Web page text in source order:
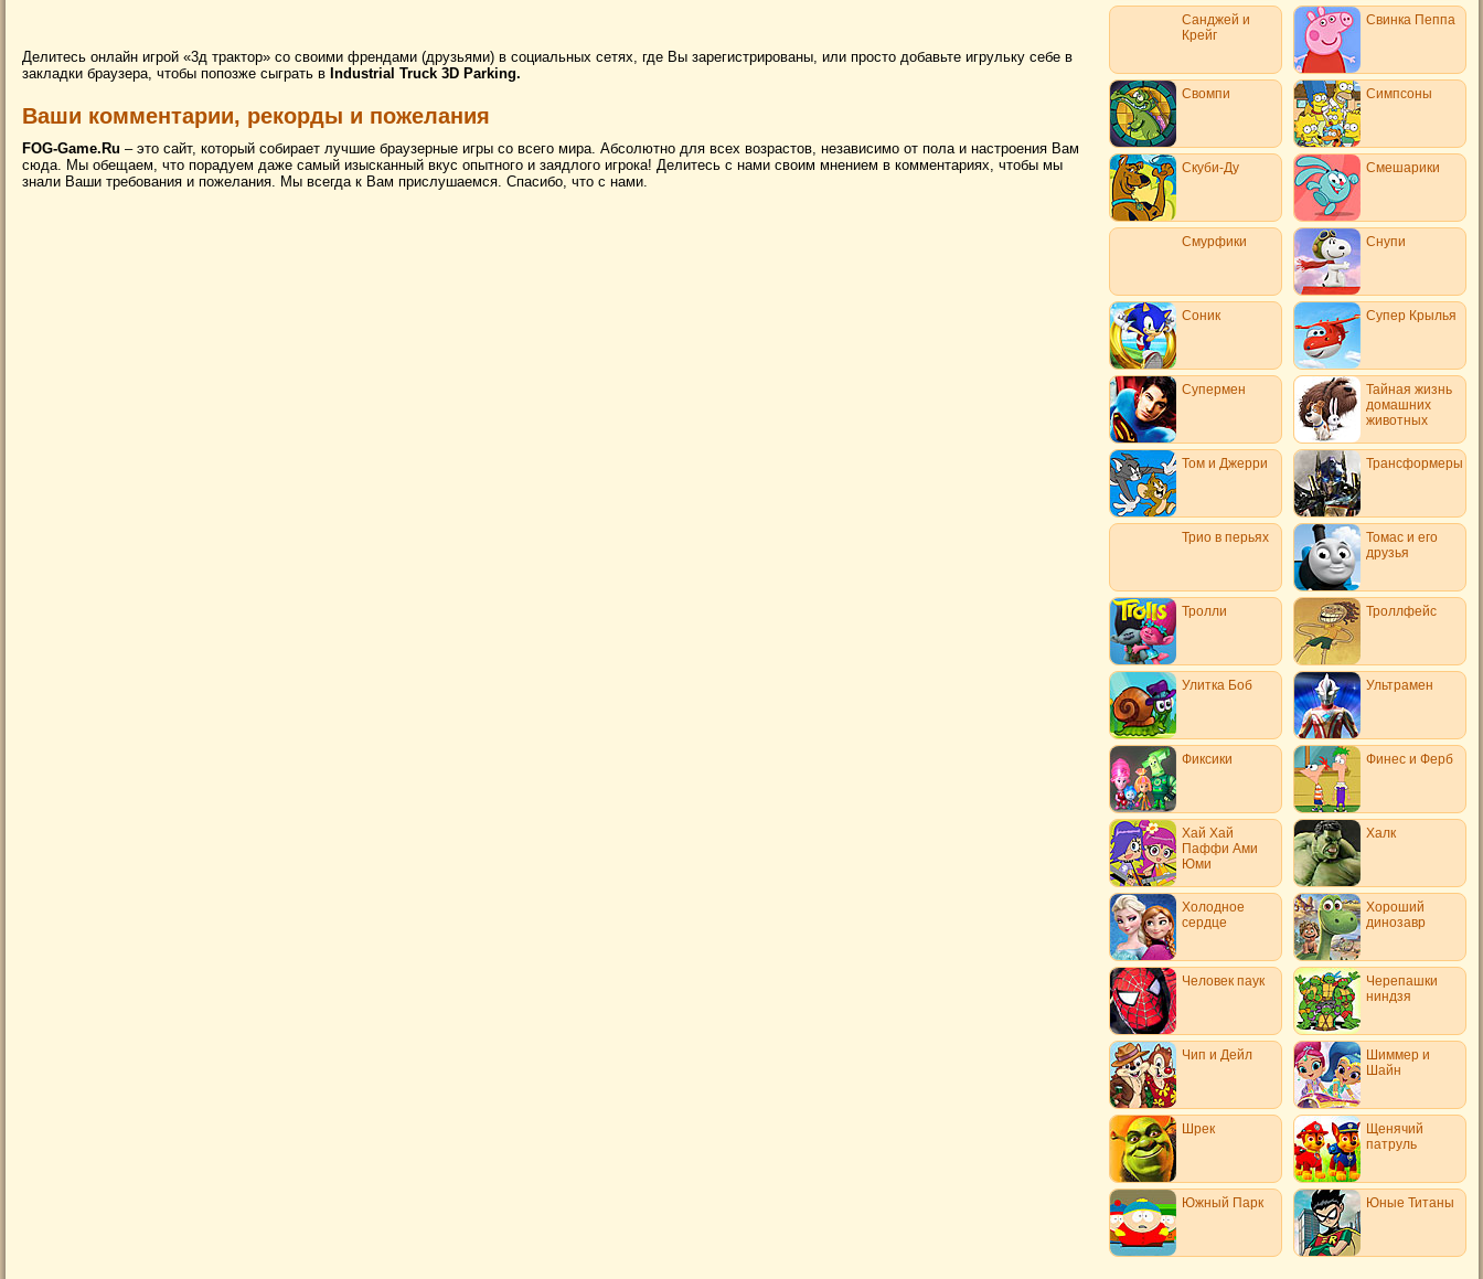
Делитесь онлайн игрой «3д трактор» со своими френдами (друзьями) в социальных сетях, где Вы зарегистрированы, или просто добавьте игрульку себе в
закладки браузера, чтобы попозже сыграть в Industrial Truck 3D Parking.
Ваши комментарии, рекорды и пожелания
FOG-Game.Ru – это сайт, который собирает лучшие браузерные игры со всего мира. Абсолютно для всех возрастов, независимо от пола и настроения Вам
сюда. Мы обещаем, что порадуем даже самый изысканный вкус опытного и заядлого игрока! Делитесь с нами своим мнением в комментариях, чтобы мы
знали Ваши требования и пожелания. Мы всегда к Вам прислушаемся. Спасибо, что с нами.
Санджей и
Крейг
Свинка Пеппа
Свомпи Симпсоны
Скуби-Ду Смешарики
Смурфики Снупи
Соник Супер Крылья
Супермен
Тайная жизнь
домашних
животных
Том и Джерри Трансформеры
Трио в перьях
Томас и его
друзья
Тролли Троллфейс
Улитка Боб Ультрамен
Фиксики Финес и Ферб
Хай Хай
Паффи Ами
Юми
Халк
Холодное
сердце
Хороший
динозавр
Человек паук
Черепашки
ниндзя
Чип и Дейл
Шиммер и
Шайн
Шрек
Щенячий
патруль
Южный Парк Юные Титаны